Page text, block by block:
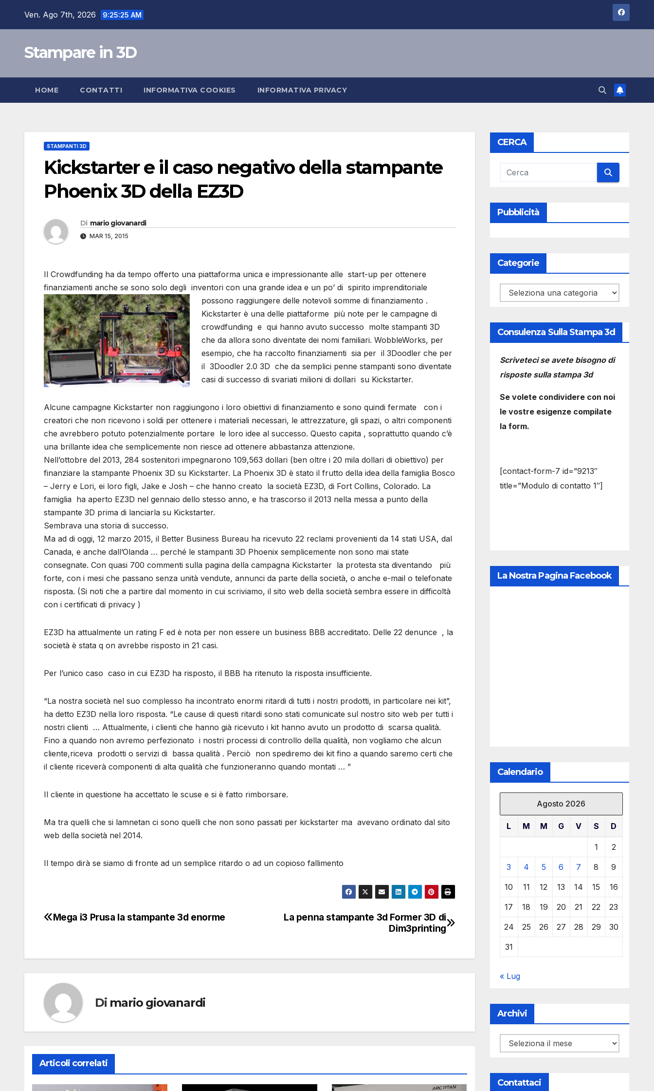
Ven. Ago 7th, 2026 9:25:26 AM
Stampare in 3D
HOME CONTATTI INFORMATIVA COOKIES INFORMATIVA PRIVACY
STAMPANTI 3D
Kickstarter e il caso negativo della stampante
Phoenix 3D della EZ3D
Di mario giovanardi
MAR 15, 2015
Il Crowdfunding ha da tempo offerto una piattaforma unica e impressionante alle start-up per ottenere
finanziamenti anche se sono solo degli inventori con una grande idea e un po’ di spirito imprenditoriale
possono raggiungere delle notevoli somme di finanziamento .
Kickstarter è una delle piattaforme più note per le campagne di
crowdfunding e qui hanno avuto successo molte stampanti 3D
che da allora sono diventate dei nomi familiari. WobbleWorks, per
esempio, che ha raccolto finanziamenti sia per il 3Doodler che per
il 3Doodler 2.0 3D che da semplici penne stampanti sono diventate
casi di successo di svariati milioni di dollari su Kickstarter.
Alcune campagne Kickstarter non raggiungono i loro obiettivi di finanziamento e sono quindi fermate con i
creatori che non ricevono i soldi per ottenere i materiali necessari, le attrezzature, gli spazi, o altri componenti
che avrebbero potuto potenzialmente portare le loro idee al successo. Questo capita , soprattutto quando c’è
una brillante idea che semplicemente non riesce ad ottenere abbastanza attenzione.
Nell’ottobre del 2013, 284 sostenitori impegnarono 109,563 dollari (ben oltre i 20 mila dollari di obiettivo) per
finanziare la stampante Phoenix 3D su Kickstarter. La Phoenix 3D è stato il frutto della idea della famiglia Bosco
– Jerry e Lori, ei loro figli, Jake e Josh – che hanno creato la società EZ3D, di Fort Collins, Colorado. La
famiglia ha aperto EZ3D nel gennaio dello stesso anno, e ha trascorso il 2013 nella messa a punto della
stampante 3D prima di lanciarla su Kickstarter.
Sembrava una storia di successo.
Ma ad di oggi, 12 marzo 2015, il Better Business Bureau ha ricevuto 22 reclami provenienti da 14 stati USA, dal
Canada, e anche dall’Olanda … perché le stampanti 3D Phoenix semplicemente non sono mai state
consegnate. Con quasi 700 commenti sulla pagina della campagna Kickstarter la protesta sta diventando più
forte, con i mesi che passano senza unità vendute, annunci da parte della società, o anche e-mail o telefonate
risposta. (Si noti che a partire dal momento in cui scriviamo, il sito web della società sembra essere in difficoltà
con i certificati di privacy )
EZ3D ha attualmente un rating F ed è nota per non essere un business BBB accreditato. Delle 22 denunce , la
società è stata q on avrebbe risposto in 21 casi.
Per l’unico caso caso in cui EZ3D ha risposto, il BBB ha ritenuto la risposta insufficiente.
“La nostra società nel suo complesso ha incontrato enormi ritardi di tutti i nostri prodotti, in particolare nei kit”,
ha detto EZ3D nella loro risposta. “Le cause di questi ritardi sono stati comunicate sul nostro sito web per tutti i
nostri clienti … Attualmente, i clienti che hanno già ricevuto i kit hanno avuto un prodotto di scarsa qualità.
Fino a quando non avremo perfezionato i nostri processi di controllo della qualità, non vogliamo che alcun
cliente,riceva prodotti o servizi di bassa qualità . Perciò non spediremo dei kit fino a quando saremo certi che
il cliente riceverà componenti di alta qualità che funzioneranno quando montati … ”
Il cliente in questione ha accettato le scuse e si è fatto rimborsare.
Ma tra quelli che si lamnetan ci sono quelli che non sono passati per kickstarter ma avevano ordinato dal sito
web della società nel 2014.
Il tempo dirà se siamo di fronte ad un semplice ritardo o ad un copioso fallimento
Navigazione
La penna stampante 3d Former 3D di
Dim3printing
Mega i3 Prusa la stampante 3d enorme
Di mario giovanardi
Articoli correlati
CERCA
Pubblicità
Categorie
Categorie
Consulenza Sulla Stampa 3d
Scriveteci se avete bisogno di
risposte sulla stampa 3d
Se volete condividere con noi
le vostre esigenze compilate
la form.
[contact-form-7 id=”9213″
title=”Modulo di contatto 1″]
La Nostra Pagina Facebook
Calendario
Agosto 2026
L M M G V S D
1 2
3 4 5 6 7 8 9
10 11 12 13 14 15 16
17 18 19 20 21 22 23
24 25 26 27 28 29 30
31
« Lug
Archivi
Archivi
Contattaci